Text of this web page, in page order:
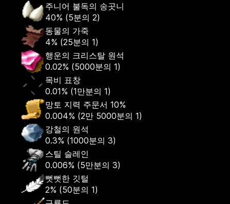
주니어 불독의 송곳니
40% (5분의 2)
동물의 가죽
4% (25분의 1)
행운의 크리스탈 원석
0.02% (5000분의 1)
목비 표창
0.01% (1만분의 1)
망토 지력 주문서 10%
0.004% (2만 5000분의 1)
강철의 원석
0.3% (1000분의 3)
스틸 슬레인
0.006% (5만분의 3)
뻣뻣한 깃털
2% (50분의 1)